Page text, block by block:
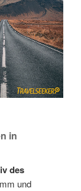
in
des
und